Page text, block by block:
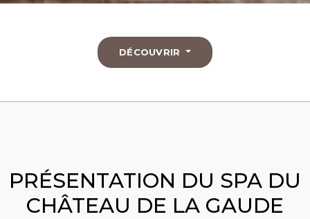
DÉCOUVRIR
PRÉSENTATION DU SPA DU
CHÂTEAU DE LA GAUDE